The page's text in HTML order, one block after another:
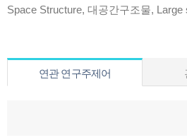
Space Structure, 대공간구조물, Large
간구조물, 가로체계, Spatial
Street Pattern, 평면구성요소,
사(衙舍), Grid Plan, Street System,
연관 연구주제어